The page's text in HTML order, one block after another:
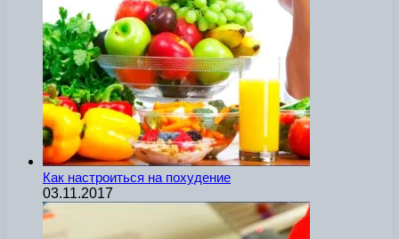
Как настроиться на похудение
03.11.2017